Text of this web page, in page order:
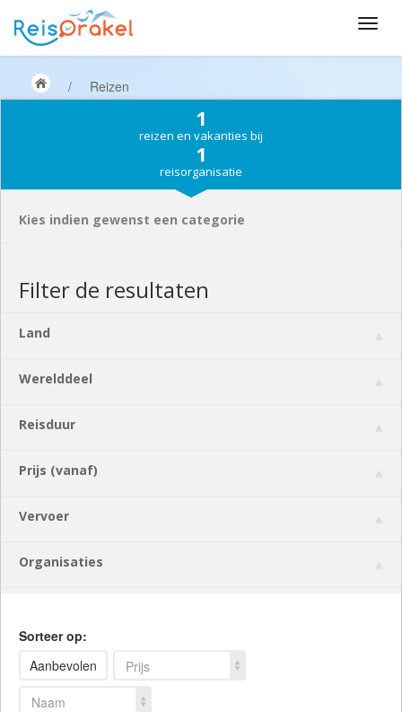
/ Reizen
1
reizen en vakanties bij
1
reisorganisatie
Kies indien gewenst een categorie
Filter de resultaten
Land
Werelddeel
Reisduur
Prijs (vanaf)
Vervoer
Organisaties
Sorteer op:
Aanbevolen
Prijs
Naam